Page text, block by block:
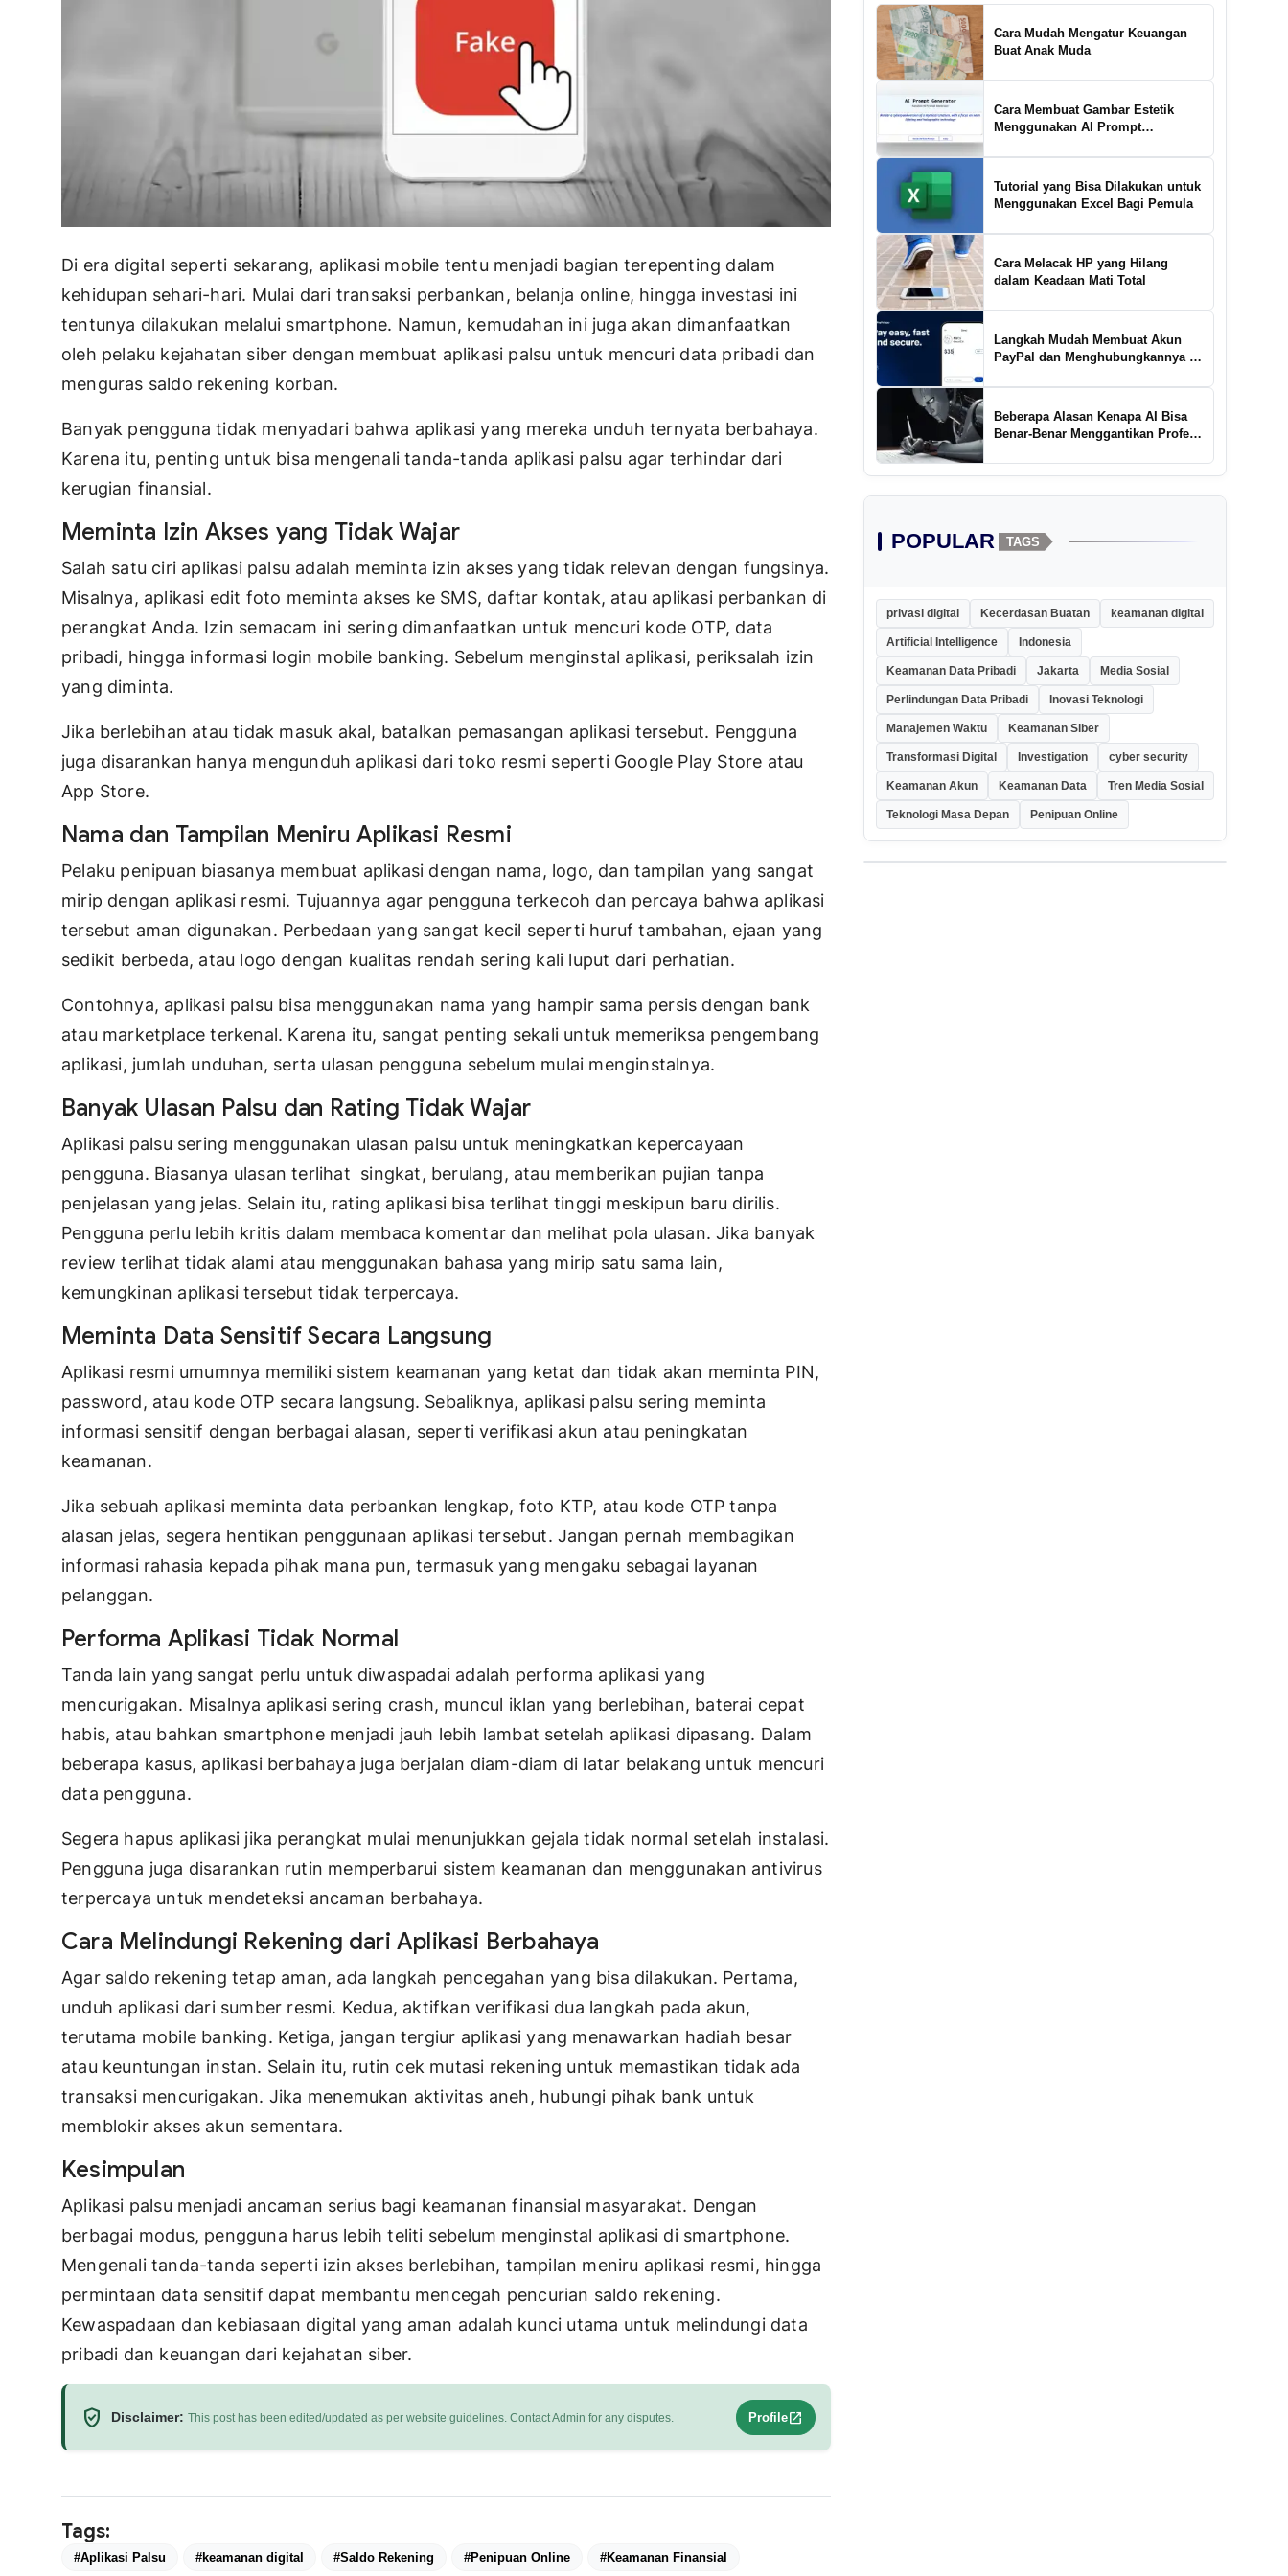
Di era digital seperti sekarang, aplikasi mobile tentu menjadi bagian terepenting dalam
kehidupan sehari-hari. Mulai dari transaksi perbankan, belanja online, hingga investasi ini
tentunya dilakukan melalui smartphone. Namun, kemudahan ini juga akan dimanfaatkan
oleh pelaku kejahatan siber dengan membuat aplikasi palsu untuk mencuri data pribadi dan
menguras saldo rekening korban.
Banyak pengguna tidak menyadari bahwa aplikasi yang mereka unduh ternyata berbahaya.
Karena itu, penting untuk bisa mengenali tanda-tanda aplikasi palsu agar terhindar dari
kerugian finansial.
Meminta Izin Akses yang Tidak Wajar
Salah satu ciri aplikasi palsu adalah meminta izin akses yang tidak relevan dengan fungsinya.
Misalnya, aplikasi edit foto meminta akses ke SMS, daftar kontak, atau aplikasi perbankan di
perangkat Anda. Izin semacam ini sering dimanfaatkan untuk mencuri kode OTP, data
pribadi, hingga informasi login mobile banking. Sebelum menginstal aplikasi, periksalah izin
yang diminta.
Jika berlebihan atau tidak masuk akal, batalkan pemasangan aplikasi tersebut. Pengguna
juga disarankan hanya mengunduh aplikasi dari toko resmi seperti Google Play Store atau
App Store.
Nama dan Tampilan Meniru Aplikasi Resmi
Pelaku penipuan biasanya membuat aplikasi dengan nama, logo, dan tampilan yang sangat
mirip dengan aplikasi resmi. Tujuannya agar pengguna terkecoh dan percaya bahwa aplikasi
tersebut aman digunakan. Perbedaan yang sangat kecil seperti huruf tambahan, ejaan yang
sedikit berbeda, atau logo dengan kualitas rendah sering kali luput dari perhatian.
Contohnya, aplikasi palsu bisa menggunakan nama yang hampir sama persis dengan bank
atau marketplace terkenal. Karena itu, sangat penting sekali untuk memeriksa pengembang
aplikasi, jumlah unduhan, serta ulasan pengguna sebelum mulai menginstalnya.
Banyak Ulasan Palsu dan Rating Tidak Wajar
Aplikasi palsu sering menggunakan ulasan palsu untuk meningkatkan kepercayaan
pengguna. Biasanya ulasan terlihat singkat, berulang, atau memberikan pujian tanpa
penjelasan yang jelas. Selain itu, rating aplikasi bisa terlihat tinggi meskipun baru dirilis.
Pengguna perlu lebih kritis dalam membaca komentar dan melihat pola ulasan. Jika banyak
review terlihat tidak alami atau menggunakan bahasa yang mirip satu sama lain,
kemungkinan aplikasi tersebut tidak terpercaya.
Meminta Data Sensitif Secara Langsung
Aplikasi resmi umumnya memiliki sistem keamanan yang ketat dan tidak akan meminta PIN,
password, atau kode OTP secara langsung. Sebaliknya, aplikasi palsu sering meminta
informasi sensitif dengan berbagai alasan, seperti verifikasi akun atau peningkatan
keamanan.
Jika sebuah aplikasi meminta data perbankan lengkap, foto KTP, atau kode OTP tanpa
alasan jelas, segera hentikan penggunaan aplikasi tersebut. Jangan pernah membagikan
informasi rahasia kepada pihak mana pun, termasuk yang mengaku sebagai layanan
pelanggan.
Performa Aplikasi Tidak Normal
Tanda lain yang sangat perlu untuk diwaspadai adalah performa aplikasi yang
mencurigakan. Misalnya aplikasi sering crash, muncul iklan yang berlebihan, baterai cepat
habis, atau bahkan smartphone menjadi jauh lebih lambat setelah aplikasi dipasang. Dalam
beberapa kasus, aplikasi berbahaya juga berjalan diam-diam di latar belakang untuk mencuri
data pengguna.
Segera hapus aplikasi jika perangkat mulai menunjukkan gejala tidak normal setelah instalasi.
Pengguna juga disarankan rutin memperbarui sistem keamanan dan menggunakan antivirus
terpercaya untuk mendeteksi ancaman berbahaya.
Cara Melindungi Rekening dari Aplikasi Berbahaya
Agar saldo rekening tetap aman, ada langkah pencegahan yang bisa dilakukan. Pertama,
unduh aplikasi dari sumber resmi. Kedua, aktifkan verifikasi dua langkah pada akun,
terutama mobile banking. Ketiga, jangan tergiur aplikasi yang menawarkan hadiah besar
atau keuntungan instan. Selain itu, rutin cek mutasi rekening untuk memastikan tidak ada
transaksi mencurigakan. Jika menemukan aktivitas aneh, hubungi pihak bank untuk
memblokir akses akun sementara.
Kesimpulan
Aplikasi palsu menjadi ancaman serius bagi keamanan finansial masyarakat. Dengan
berbagai modus, pengguna harus lebih teliti sebelum menginstal aplikasi di smartphone.
Mengenali tanda-tanda seperti izin akses berlebihan, tampilan meniru aplikasi resmi, hingga
permintaan data sensitif dapat membantu mencegah pencurian saldo rekening.
Kewaspadaan dan kebiasaan digital yang aman adalah kunci utama untuk melindungi data
pribadi dan keuangan dari kejahatan siber.
verified_user Disclaimer: This post has been edited/updated as per website guidelines. Contact Admin for any disputes. Profileopen_in_new
Tags:
#Aplikasi Palsu #keamanan digital #Saldo Rekening #Penipuan Online #Keamanan Finansial
Cara Mudah Mengatur Keuangan
Buat Anak Muda
Cara Membuat Gambar Estetik
Menggunakan AI Prompt
Tutorial yang Bisa Dilakukan untuk
Menggunakan Excel Bagi Pemula
Cara Melacak HP yang Hilang
dalam Keadaan Mati Total
Langkah Mudah Membuat Akun
PayPal dan Menghubungkannya ke
Beberapa Alasan Kenapa AI Bisa
Benar-Benar Menggantikan Profesi
POPULAR TAGS
privasi digital Kecerdasan Buatan keamanan digital
Artificial Intelligence Indonesia
Keamanan Data Pribadi Jakarta Media Sosial
Perlindungan Data Pribadi Inovasi Teknologi
Manajemen Waktu Keamanan Siber
Transformasi Digital Investigation cyber security
Keamanan Akun Keamanan Data Tren Media Sosial
Teknologi Masa Depan Penipuan Online